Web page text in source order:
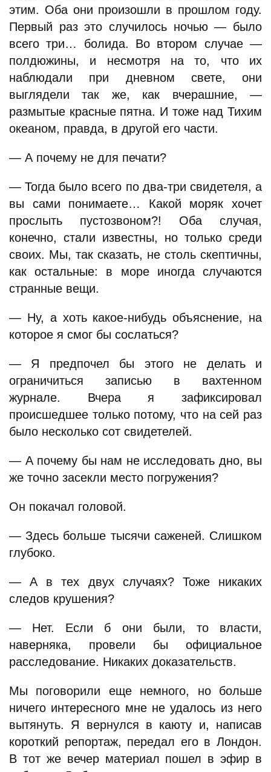
этим. Оба они произошли в прошлом году.
Первый раз это случилось ночью — было
всего три… болида. Во втором случае —
полдюжины, и несмотря на то, что их
наблюдали при дневном свете, они
выглядели так же, как вчерашние, —
размытые красные пятна. И тоже над Тихим
океаном, правда, в другой его части.
— А почему не для печати?
— Тогда было всего по два-три свидетеля, а
вы сами понимаете… Какой моряк хочет
прослыть пустозвоном?! Оба случая,
конечно, стали известны, но только среди
своих. Мы, так сказать, не столь скептичны,
как остальные: в море иногда случаются
странные вещи.
— Ну, а хоть какое-нибудь объяснение, на
которое я смог бы сослаться?
— Я предпочел бы этого не делать и
ограничиться записью в вахтенном
журнале. Вчера я зафиксировал
происшедшее только потому, что на сей раз
было несколько сот свидетелей.
— А почему бы нам не исследовать дно, вы
же точно засекли место погружения?
Он покачал головой.
— Здесь больше тысячи саженей. Слишком
глубоко.
— А в тех двух случаях? Тоже никаких
следов крушения?
— Нет. Если б они были, то власти,
наверняка, провели бы официальное
расследование. Никаких доказательств.
Мы поговорили еще немного, но больше
ничего интересного мне не удалось из него
вытянуть. Я вернулся в каюту и, написав
короткий репортаж, передал его в Лондон.
В тот же вечер материал пошел в эфир в